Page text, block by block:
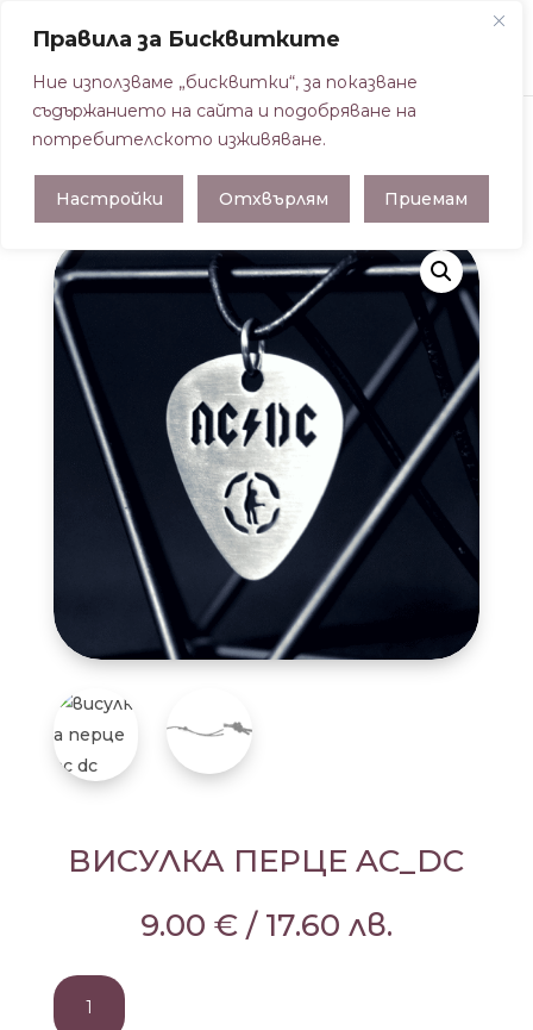
Правила за Бисквитките
Ние използваме „бисквитки“, за показване
съдържанието на сайта и подобряване на
потребителското изживяване.
Настройки Отхвърлям Приемам
Начална страница/ВИСУЛКИ ПЕРЦА/
ВИСУЛКА ПЕРЦЕ AC_DC
ВИСУЛКА ПЕРЦЕ AC_DC
9.00 € / 17.60 лв.
количество
за